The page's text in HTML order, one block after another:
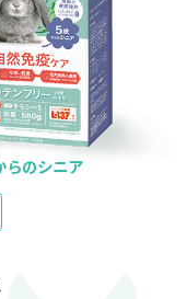
らのシニア